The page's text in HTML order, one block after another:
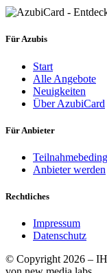
Für Azubis
Start
Alle Angebote
Neuigkeiten
Über AzubiCard
Für Anbieter
Anbieter werden
Rechtliches
Impressum
Datenschutz
© Copyright 2026 –